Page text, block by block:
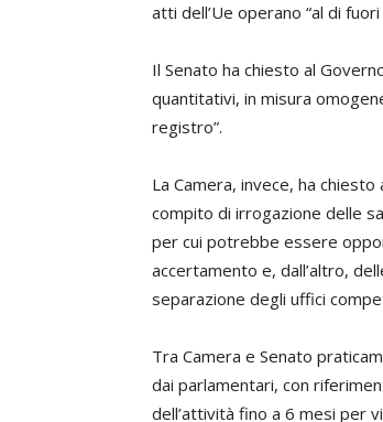
atti dell’Ue operano “al di
Il Senato ha chiesto al
quantitativi, in misura
registro”.
La Camera, invece, ha
compito di irrogazione delle
per cui potrebbe essere
accertamento e, dall’altro,
separazione degli uffici
Tra Camera e Senato
dai parlamentari, con
dell’attività fino a 6 mesi per